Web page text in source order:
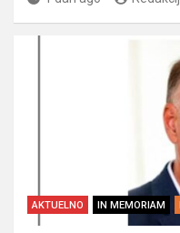
AKTUELNO IN MEMORIAM